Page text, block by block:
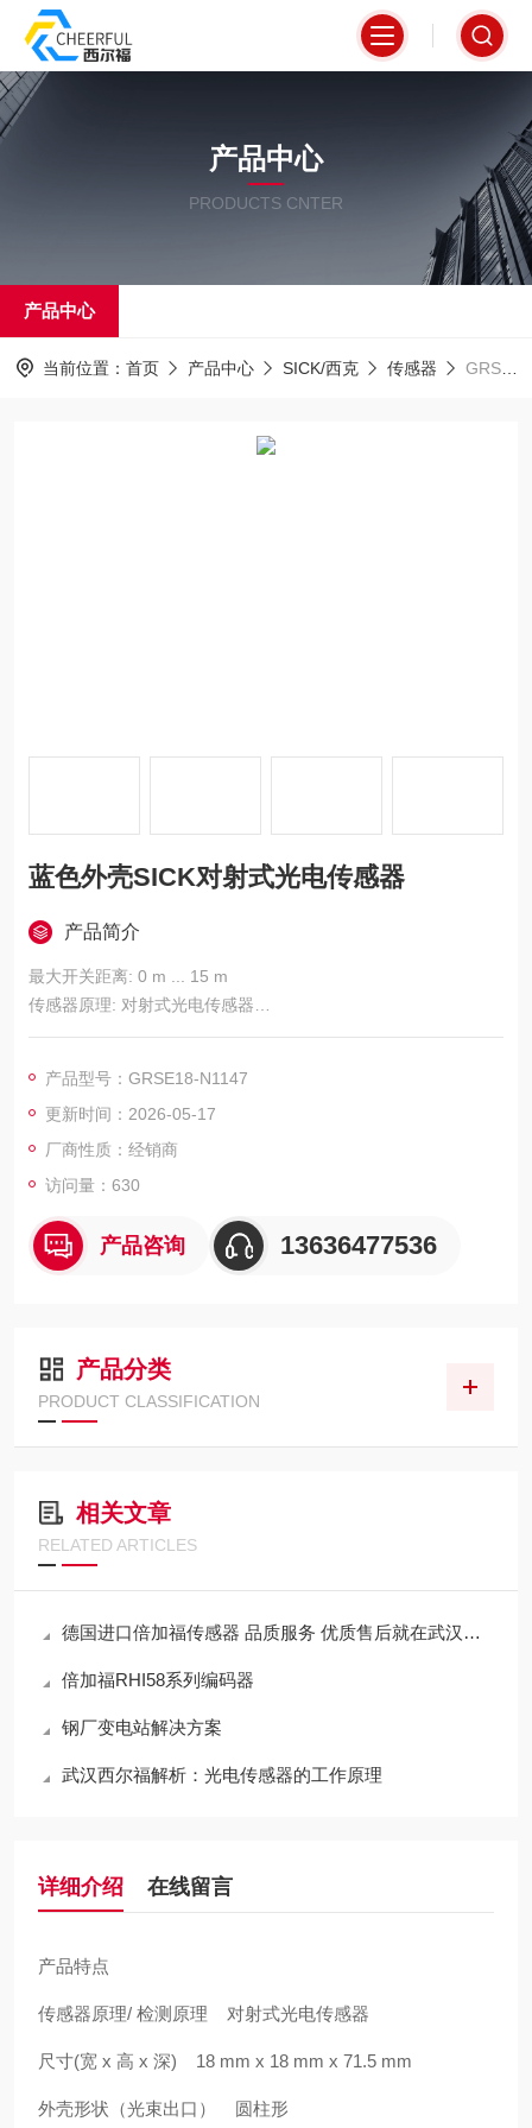
产品中心
PRODUCTS CNTER
产品中心
当前位置： 首页 产品中心 SICK/西克 传感器 GRSE18-N1147蓝色外壳SICK对射式光电传感器
蓝色外壳SICK对射式光电传感器
产品简介
最大开关距离: 0 m ... 15 m
传感器原理: 对射式光电传感器
开关量输出: NPN
连接类型: 电缆 4针, 2 m
蓝色外壳SICK对射式光电传感器
设置: 电位计
产品型号：GRSE18-N1147
更新时间：2026-05-17
厂商性质：经销商
访问量：630
产品咨询 13636477536
产品分类
PRODUCT CLASSIFICATION
相关文章
RELATED ARTICLES
德国进口倍加福传感器 品质服务 优质售后就在武汉西尔福
倍加福RHI58系列编码器
钢厂变电站解决方案
武汉西尔福解析：光电传感器的工作原理
详细介绍 在线留言
产品特点
传感器原理/ 检测原理 对射式光电传感器
尺寸(宽 x 高 x 深) 18 mm x 18 mm x 71.5 mm
外壳形状（光束出口） 圆柱形